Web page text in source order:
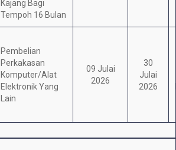
Kajang Bagi
Tempoh 16 Bulan
Pembelian
Perkakasan
Komputer/Alat
Elektronik Yang
Lain
09 Julai
2026
30
Julai
2026